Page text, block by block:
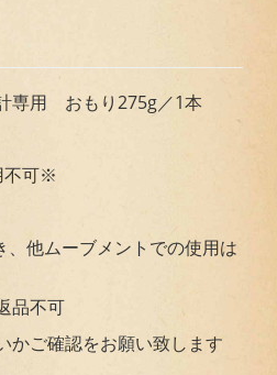
専用 おもり275g／1本
不可※
、他ムーブメントでの使用は
品不可
かご確認をお願い致します